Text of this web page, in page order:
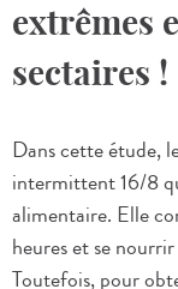
extrêmes
sectaires !
Dans cette étude,
intermittent 16/8
alimentaire. Elle
heures et se
Toutefois, pour